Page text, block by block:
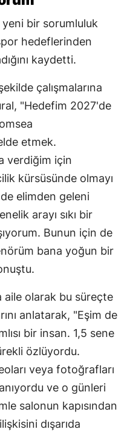
bir sorumluluk
hedeflerinden
kaydetti.
çalışmalarına
"Hedefim 2027'de
etmek.
verdiğim için
kürsüsünde olmayı
elimden geleni
arayı sıkı bir
Bunun için de
bana yoğun bir
olarak bu süreçte
anlatarak, "Eşim de
bir insan. 1,5 sene
özlüyordu.
veya fotoğrafları
ve o günleri
salonun kapısından
dışarıda